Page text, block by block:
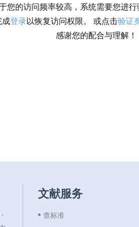
您的访问频率较高，系统需要您进行
成登录以恢复访问权限。 或点击验证
感谢您的配合与理解！
文献服务
查标准